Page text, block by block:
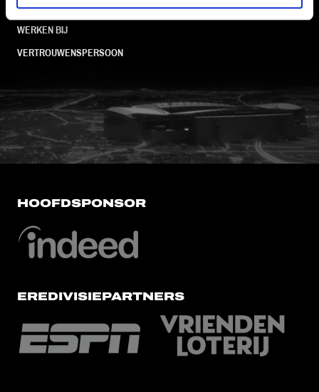
CONTACT
WERKEN BIJ
VERTROUWENSPERSOON
FC Utrecht<br>vanuit<br>het
HOOFDSPONSOR
EREDIVISIEPARTNERS